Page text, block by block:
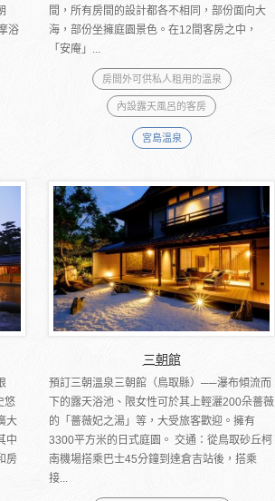
浴
間，所有房間的設計都各不相同，部份面向大
海，部份坐擁庭園景色。在12間客房之中，
「安庵」...
房間外可供私人租用的溫泉
內設露天風呂的客房
宮島溫泉
悠
大
中
房
三朝館
預訂三朝溫泉三朝館（鳥取縣）──瀑布傾流而
下的露天浴池、限女性可於其上輕灑200朵薔薇
的「薔薇妃之湯」等，大受旅客歡迎。擁有
3300平方米的日式庭園。 交通：從鳥取砂丘柯
南機場搭乘巴士45分鐘到達倉吉站後，搭乘
接...